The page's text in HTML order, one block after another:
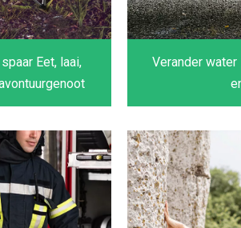
Eet, laai,
Verander